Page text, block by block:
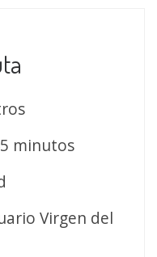
minutos
Virgen del